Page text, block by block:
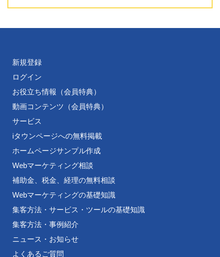
新規登録
ログイン
お役立ち情報（会員特典）
動画コンテンツ（会員特典）
サービス
iタウンページへの無料掲載
ホームページサンプル作成
Webマーケティング相談
補助金、税金、経理の無料相談
Webマーケティングの基礎知識
集客方法・サービス・ツールの基礎知識
集客方法・事例紹介
ニュース・お知らせ
よくあるご質問